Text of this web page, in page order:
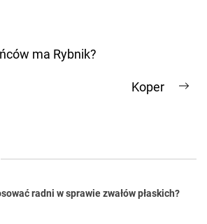
ma Rybnik?
Koper
radni w sprawie zwałów płaskich?